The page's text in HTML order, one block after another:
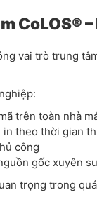
vai trò trung
trên toàn nhà
in theo thời gian
công
gốc xuyên
trọng trong